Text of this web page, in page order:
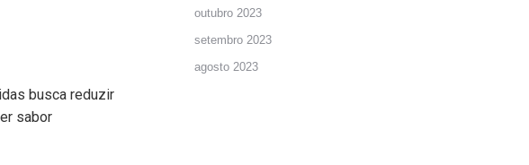
busca reduzir
sabor
outubro 2023
setembro 2023
agosto 2023